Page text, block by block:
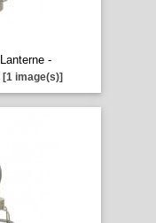
Lanterne -
[1 image(s)]